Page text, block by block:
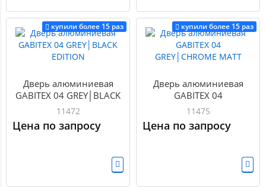
купили более 15 раз
Дверь алюминиевая
GABITEX 04 GREY│BLACK
EDITION
11472
Цена по запросу
купили более 15 раз
Дверь алюминиевая
GABITEX 04
GREY│CHROME MATT
11475
Цена по запросу